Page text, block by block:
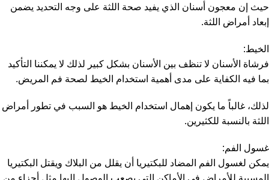
حيث إن معجون أسنان الذي يفيد صحة اللثة على وجه التحديد يضمن
إبعاد أمراض اللثة.
الخيط:
فرشاة الأسنان لا تنظف بين الأسنان بشكل كبير لذلك لا يمكننا التأكيد
بما فيه الكفاية على مدى أهمية استخدام الخيط لصحة فم المريض.
لذلك، غالباً ما يكون إهمال استخدام الخيط هو السبب في تطور أمراض
اللثة بالنسبة للكثيرين.
غسول الفم:
يمكن لغسول الفم المضاد للبكتيريا أن يقلل من البلاك ويقتل البكتيريا
المسببة للأمراض في الأماكن التي يصعب الوصول إليها مثل أجزاء من